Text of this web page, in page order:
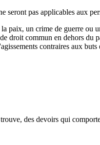
seront pas applicables aux
paix, un crime de guerre ou
droit commun en dehors du
contraires aux
des devoirs qui